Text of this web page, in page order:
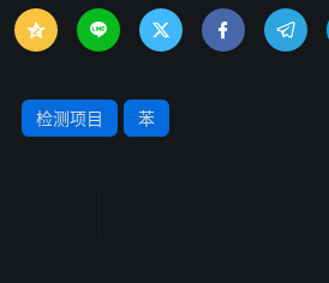
    
检测项目 苯